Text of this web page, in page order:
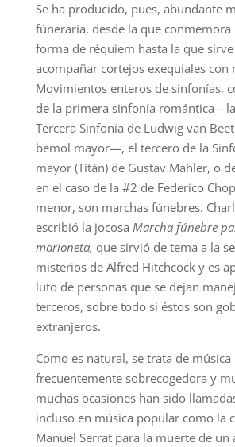
Se ha producido, pues, abundante
fúneraria, desde la que conmemora
forma de réquiem hasta la que
acompañar cortejos exequiales con
Movimientos enteros de sinfonías,
de la primera sinfonía
Tercera Sinfonía de Ludwig van
bemol mayor—, el tercero de la
mayor (Titán) de Gustav Mahler, o
en el caso de la #2 de Federico
menor, son marchas fúnebres.
escribió la jocosa Marcha fúnebre
marioneta, que sirvió de tema a la
misterios de Alfred Hitchcock y es
luto de personas que se dejan
terceros, sobre todo si éstos son
extranjeros.
Como es natural, se trata de música
frecuentemente sobrecogedora y
muchas ocasiones han sido
incluso en música popular como la
Manuel Serrat para la muerte de un